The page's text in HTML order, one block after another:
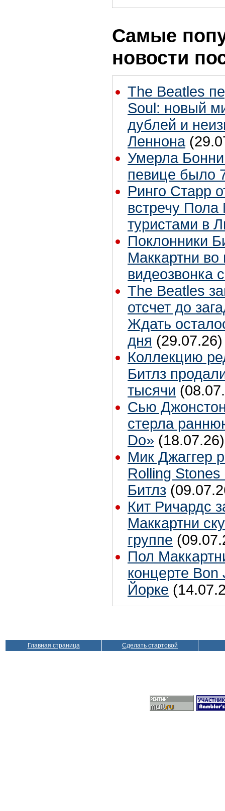
Самые
новости
The Beatles
Soul: новый
дублей и
Леннона
Умерла
певице было
Ринго Старр
встречу Пола
туристами в
Поклонники
Маккартни во
видеозвонка
The Beatles
отсчет до
Ждать
дня (29.07.26)
Коллекцию
Битлз
тысячи
Сью
стерла
Do» (18.07.26)
Мик Джаггер
Rolling Stones
Битлз
Кит Ричардс
Маккартни
группе
Пол
концерте
Йорке
Главная страница Сделать стартовой